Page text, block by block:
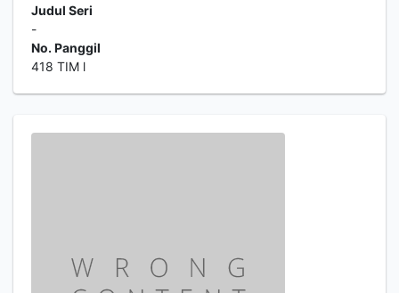
Judul Seri
-
No. Panggil
418 TIM l